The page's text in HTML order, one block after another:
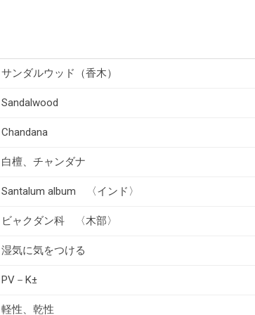
サンダルウッド（香木）
Sandalwood
Chandana
白檀、チャンダナ
Santalum album 〈インド〉
ビャクダン科 〈木部〉
湿気に気をつける
PV－K±
軽性、乾性